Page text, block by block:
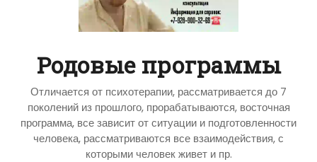
Родовые программы
Отличается от психотерапии, рассматривается до 7
поколений из прошлого, прорабатываются, восточная
программа, все зависит от ситуации и подготовленности
человека, рассматриваются все взаимодействия, с
которыми человек живет и пр.